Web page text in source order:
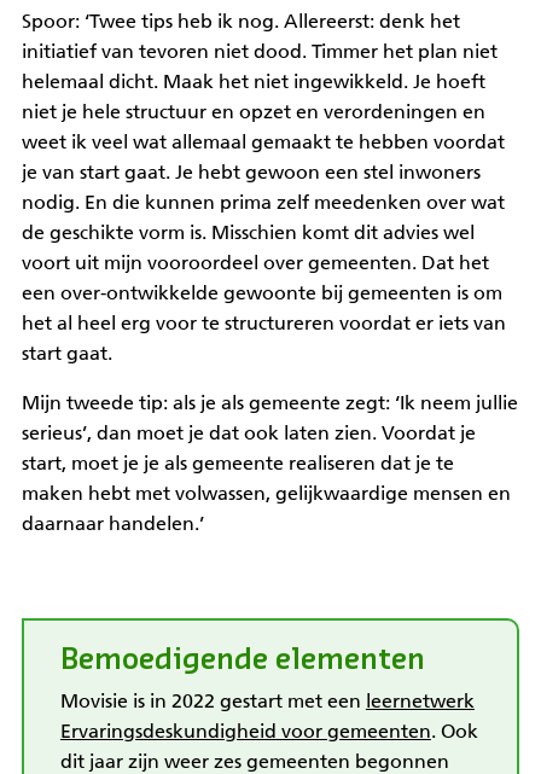
Spoor: ‘Twee tips heb ik nog. Allereerst: denk het
initiatief van tevoren niet dood. Timmer het plan niet
helemaal dicht. Maak het niet ingewikkeld. Je hoeft
niet je hele structuur en opzet en verordeningen en
weet ik veel wat allemaal gemaakt te hebben voordat
je van start gaat. Je hebt gewoon een stel inwoners
nodig. En die kunnen prima zelf meedenken over wat
de geschikte vorm is. Misschien komt dit advies wel
voort uit mijn vooroordeel over gemeenten. Dat het
een over-ontwikkelde gewoonte bij gemeenten is om
het al heel erg voor te structureren voordat er iets van
start gaat.
Mijn tweede tip: als je als gemeente zegt: ‘Ik neem jullie
serieus’, dan moet je dat ook laten zien. Voordat je
start, moet je je als gemeente realiseren dat je te
maken hebt met volwassen, gelijkwaardige mensen en
daarnaar handelen.’
Bemoedigende elementen
Movisie is in 2022 gestart met een leernetwerk
Ervaringsdeskundigheid voor gemeenten. Ook
dit jaar zijn weer zes gemeenten begonnen